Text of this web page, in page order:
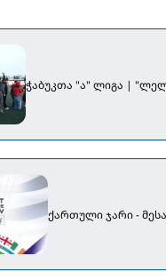
ჭაბუკთა "ა" ლიგა |
ქართული ჯარი -